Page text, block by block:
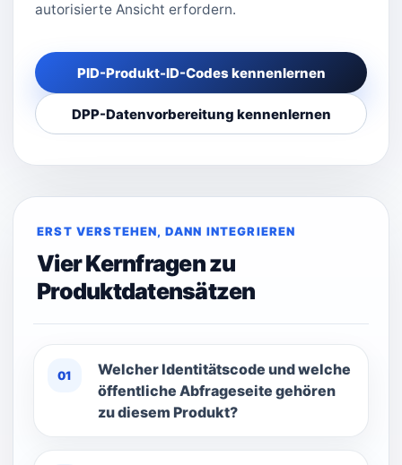
autorisierte Ansicht erfordern.
PID-Produkt-ID-Codes kennenlernen
DPP-Datenvorbereitung kennenlernen
ERST VERSTEHEN, DANN INTEGRIEREN
Vier Kernfragen zu
Produktdatensätzen
01
Welcher Identitätscode und welche
öffentliche Abfrageseite gehören
zu diesem Produkt?